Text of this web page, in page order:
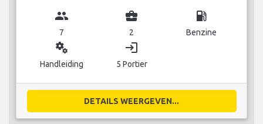
group
7
business_center
2
local_gas_station
Benzine
miscellaneous_services
Handleiding
login
5 Portier
DETAILS WEERGEVEN...